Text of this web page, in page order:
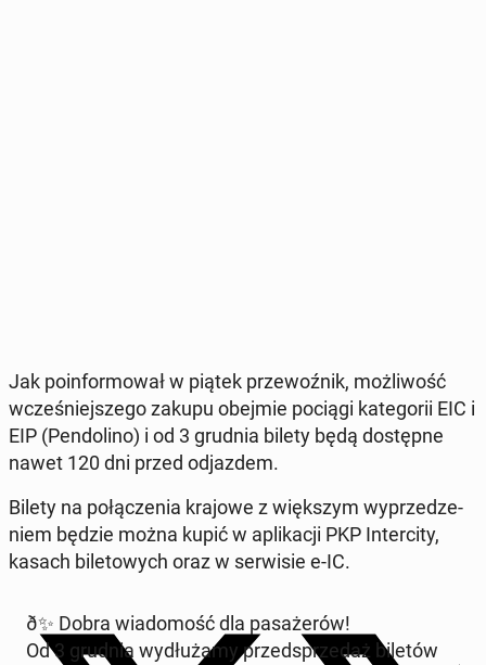
Jak po­in­for­mo­wał w piątek prze­woź­nik, moż­li­wość
wcze­śniej­sze­go zakupu obejmie pociągi ka­te­go­rii EIC i
EIP (Pen­do­li­no) i od 3 grudnia bilety będą do­stęp­ne
nawet 120 dni przed od­jaz­dem.
Bilety na po­łą­cze­nia krajowe z więk­szym wy­prze­dze­
niem będzie można kupić w apli­ka­cji PKP In­ter­ci­ty,
kasach bi­le­to­wych oraz w ser­wi­sie e-IC.
ð✨ Dobra wia­do­mość dla pa­sa­że­rów!
Od 3 grudnia wy­dłu­ża­my przed­sprze­daż biletów